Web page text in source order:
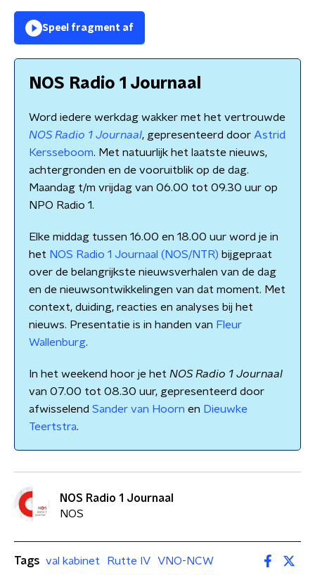
Speel fragment af
NOS Radio 1 Journaal
Word iedere werkdag wakker met het vertrouwde
NOS Radio 1 Journaal, gepresenteerd door Astrid
Kersseboom. Met natuurlijk het laatste nieuws,
achtergronden en de vooruitblik op de dag.
Maandag t/m vrijdag van 06.00 tot 09.30 uur op
NPO Radio 1.
Elke middag tussen 16.00 en 18.00 uur word je in
het NOS Radio 1 Journaal (NOS/NTR) bijgepraat
over de belangrijkste nieuwsverhalen van de dag
en de nieuwsontwikkelingen van dat moment. Met
context, duiding, reacties en analyses bij het
nieuws. Presentatie is in handen van Fleur
Wallenburg.
In het weekend hoor je het NOS Radio 1 Journaal
van 07.00 tot 08.30 uur, gepresenteerd door
afwisselend Sander van Hoorn en Dieuwke
Teertstra.
NOS Radio 1 Journaal
NOS
Tags val kabinet Rutte IV
VNO-NCW